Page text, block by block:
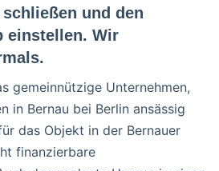
und den
einstellen. Wir
gemeinnützige Unternehmen,
in Bernau bei Berlin ansässig
das Objekt in der Bernauer
finanzierbare